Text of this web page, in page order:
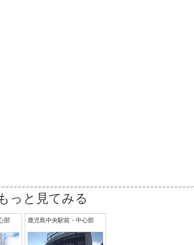
っと見てみる
部 鹿児島中央駅前・中心部